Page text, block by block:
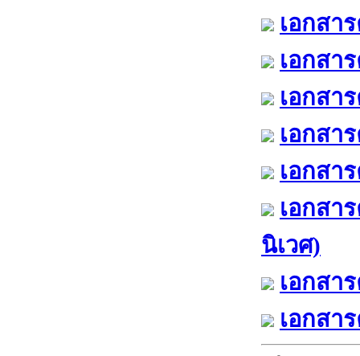
เอกสา
เอกสา
เอกสา
เอกสา
เอกสา
เอกสา
นิเวศ)
เอกสา
เอกสา